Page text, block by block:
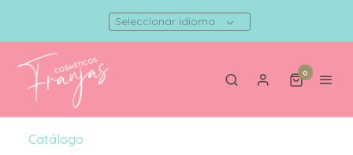
Seleccionar idioma
0
Catálogo